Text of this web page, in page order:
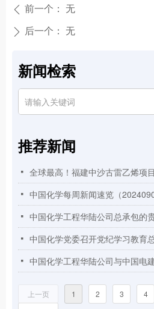
ꄴ 前一个： 无
ꄲ 后一个： 无
新闻检索
推荐新闻
넷
넷 中国化学每周新闻速览（
넷
넷 中国化学党委召开党纪学习教育
넷
上一页 1 2 3 4